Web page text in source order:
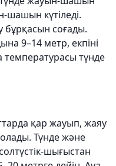
шашын күтіледі.
бұрқасын соғады.
9–14 метр, екпіні
температурасы түнде
қар жауып, жаяу
Түнде және
шығыстан